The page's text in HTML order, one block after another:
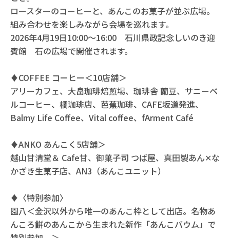
ロースターのコーヒーと、あんこのお菓子が並ぶ広場。
組み合わせを楽しみながら会場を巡れます。
2026年4月19日10:00〜16:00 石川県政記念しいのき迎
賓館 石の広場で開催されます。
♦COFFEE コーヒー＜10店舗＞
アリーカフェ、大畠珈琲焙煎場、珈琲舎 蘭豆、サニーベ
ルコーヒー、橘珈琲店、芭蕉珈琲、CAFE坂道発進、
Balmy Life Coffee、Vital coffee、fArment Café
♦ANKO あんこく5店舗＞
越山甘清堂＆ Cafe甘、御菓子司 つば屋、真田製あん✕な
かざき生菓子店、AN3（あんこユニット）
♦〈特別参加〉
園八＜金沢以外から唯一のあんこ枠として出店。名物あ
んころ餅のあんこから生まれた新作「あんこバウム」で